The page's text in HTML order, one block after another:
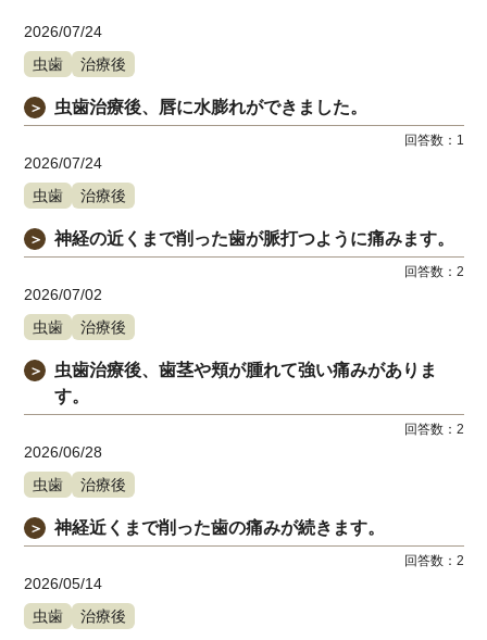
2026/07/24
虫歯
治療後
＞ 虫歯治療後、唇に水膨れができました。
回答数： 1
2026/07/24
虫歯
治療後
＞ 神経の近くまで削った歯が脈打つように痛みます。
回答数： 2
2026/07/02
虫歯
治療後
＞
虫歯治療後、歯茎や頬が腫れて強い痛みがありま
す。
回答数： 2
2026/06/28
虫歯
治療後
＞ 神経近くまで削った歯の痛みが続きます。
回答数： 2
2026/05/14
虫歯
治療後